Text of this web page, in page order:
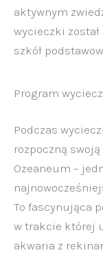
aktywnym
wycieczki
szkół
Program
Podczas
rozpoczną
Ozeaneum –
To fascynująca
w trakcie której
akwaria z